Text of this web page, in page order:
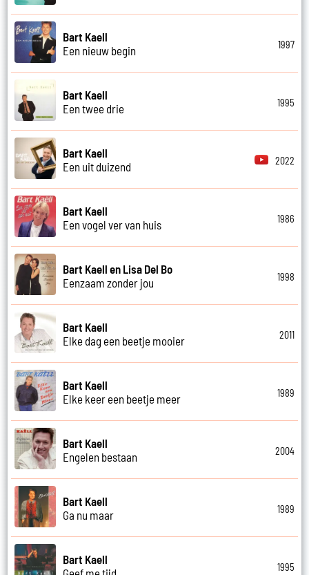
Bart Kaell
Een nieuw begin
1997
Bart Kaell
Een twee drie
1995
Bart Kaell
Een uit duizend
2022
Bart Kaell
Een vogel ver van huis
1986
Bart Kaell en Lisa Del Bo
Eenzaam zonder jou
1998
Bart Kaell
Elke dag een beetje mooier
2011
Bart Kaell
Elke keer een beetje meer
1989
Bart Kaell
Engelen bestaan
2004
Bart Kaell
Ga nu maar
1989
Bart Kaell
1995